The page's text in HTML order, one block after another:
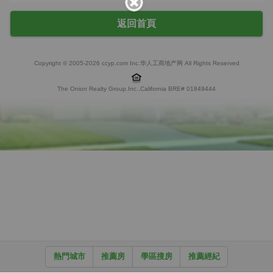
返回首頁
熱門城市 推薦房 學區搜房 推薦經紀
Copyright © 2005-2026 ccyp.com Inc.华人工商地产网 All Rights Reserved
The Onion Realty Group.Inc.,California BRE# 01849444